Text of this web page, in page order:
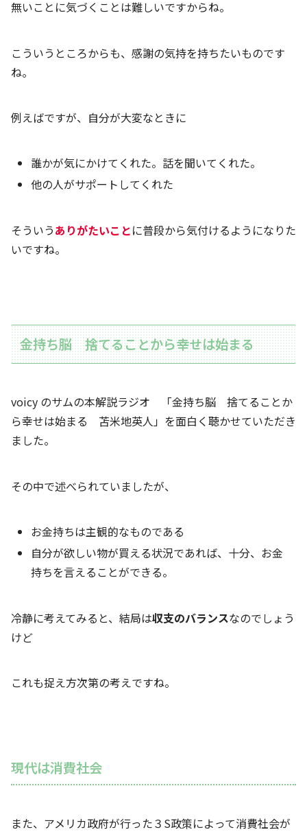
無いことに気づくことは難しいですからね。
こういうところからも、感謝の気持を持ちたいものです
ね。
例えばですが、自分が大変なときに
誰かが気にかけてくれた。話を聞いてくれた。
他の人がサポートしてくれた
そういうありがたいことに普段から気付けるようになりた
いですね。
金持ち脳 捨てることから幸せは始まる
voicy のサムの本解説ラジオ 「金持ち脳 捨てることか
ら幸せは始まる 苫米地英人」を面白く聴かせていただき
ました。
その中で述べられていましたが、
お金持ちは主観的なものである
自分が欲しい物が買える状況であれば、十分、お金
持ちを言えることができる。
冷静に考えてみると、結局は収支のバランスなのでしょう
けど
これも捉え方次第の考えですね。
現代は消費社会
また、アメリカ政府が行った３S政策によって消費社会が